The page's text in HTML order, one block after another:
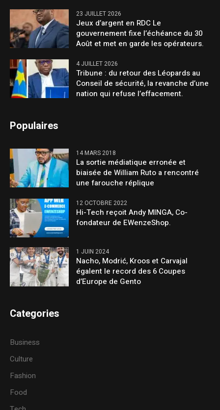
23 JUILLET 2026
Jeux d’argent en RDC Le
gouvernement fixe l’échéance du 30
Août et met en garde les opérateurs.
4 JUILLET 2026
Tribune : du retour des Léopards au
Conseil de sécurité, la revanche d’une
nation qui refuse l’effacement.
Populaires
14 MARS 2018
La sortie médiatique erronée et
biaisée de William Ruto a rencontré
une farouche réplique
12 OCTOBRE 2022
Hi-Tech reçoit Andy MINGA, Co-
fondateur de EWenzeShop.
1 JUIN 2024
Nacho, Modrić, Kroos et Carvajal
égalent le record des 6 Coupes
d’Europe de Gento
Categories
Business
Culture
Fashion
Food